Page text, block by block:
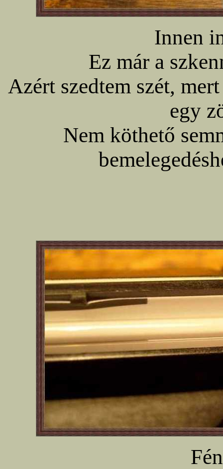
Innen
Ez már a
Azért szedtem szét,
egy
Nem köthető